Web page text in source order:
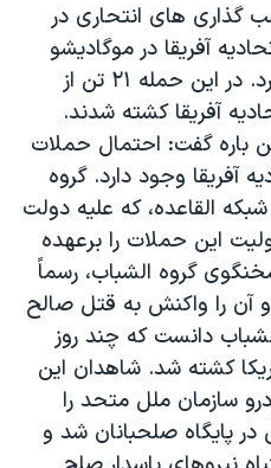
گذاری های انتحاری در
آفريقا در موگاديشو
پايتخت سومالی را محکوم کرد. در اين حمله ٢١ تن از
آفريقا کشته شدند.
باره گفت: احتمال حملات
آفريقا وجود دارد. گروه
القاعده، که عليه دولت
اين حملات را برعهده
گروه الشباب، رسماً
را واکنش به قتل صالح
دانست که چند روز
کشته شد. شاهدان اين
سازمان ملل متحد را
در پايگاه صلحبانان شد و